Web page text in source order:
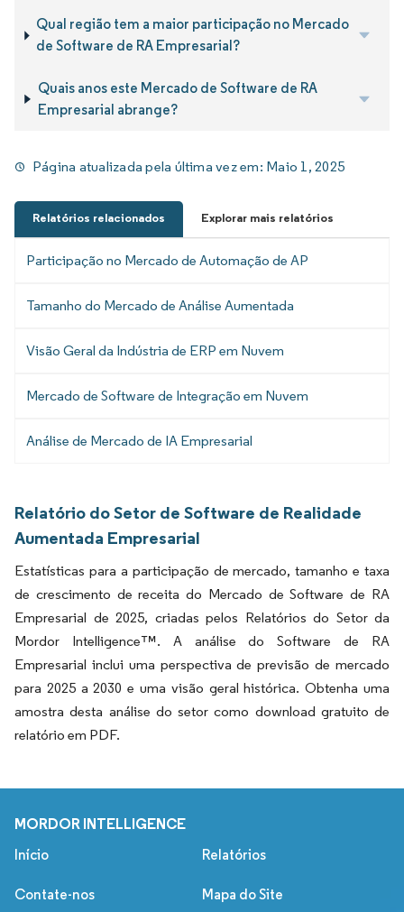
Qual região tem a maior participação no Mercado
de Software de RA Empresarial?
Quais anos este Mercado de Software de RA
Empresarial abrange?
Página atualizada pela última vez em: Maio 1, 2025
Relatórios relacionados Explorar mais relatórios
Participação no Mercado de Automação de AP
Tamanho do Mercado de Análise Aumentada
Visão Geral da Indústria de ERP em Nuvem
Mercado de Software de Integração em Nuvem
Análise de Mercado de IA Empresarial
Relatório do Setor de Software de Realidade
Aumentada Empresarial
Estatísticas para a participação de mercado, tamanho e taxa
de crescimento de receita do Mercado de Software de RA
Empresarial de 2025, criadas pelos Relatórios do Setor da
Mordor Intelligence™. A análise do Software de RA
Empresarial inclui uma perspectiva de previsão de mercado
para 2025 a 2030 e uma visão geral histórica. Obtenha uma
amostra desta análise do setor como download gratuito de
relatório em PDF.
MORDOR INTELLIGENCE
Início Relatórios
Contate-nos Mapa do Site